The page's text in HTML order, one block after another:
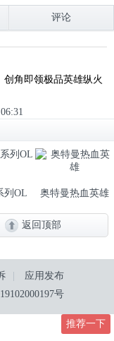
推荐一下
评论
创角即领极品英雄纵火
列OL 奥特曼热血英雄
返回顶部
应用发布
号